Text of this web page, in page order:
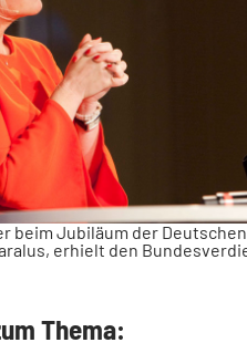
beim Jubiläum der
erhielt den
Thema: